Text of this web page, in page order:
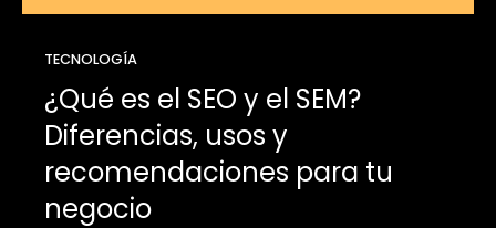
TECNOLOGÍA
¿Qué es el SEO y el SEM?
Diferencias, usos y
recomendaciones para tu
negocio